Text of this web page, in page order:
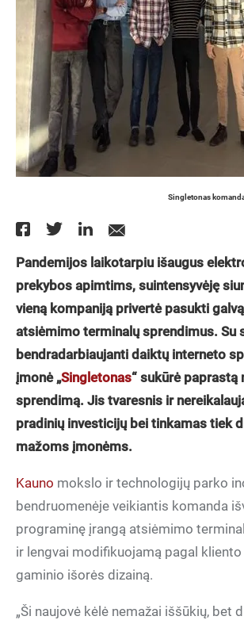
Singletonas
Pandemijos laikotarpiu išaugus
prekybos apimtims, suintensyvėję
vieną kompaniją privertė pasukti
atsiėmimo terminalų sprendimus. Su
bendradarbiaujanti daiktų interneto
įmonė „Singletonas“ sukūrė paprastą
sprendimą. Jis tvaresnis ir
pradinių investicijų bei tinkamas tiek
mažoms įmonėms.
Kauno mokslo ir technologijų parko
bendruomenėje veikiantis komanda
programinę įrangą atsiėmimo
ir lengvai modifikuojamą pagal
gaminio išorės dizainą.
„Ši naujovė kėlė nemažai iššūkių, bet